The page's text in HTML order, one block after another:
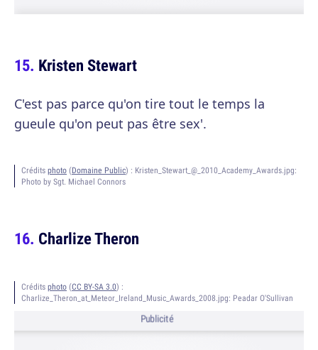
Kristen Stewart
C'est pas parce qu'on tire tout le temps la
gueule qu'on peut pas être sex'.
Crédits photo (Domaine Public) : Kristen_Stewart_@_2010_Academy_Awards.jpg:
Photo by Sgt. Michael Connors
Charlize Theron
Crédits photo (CC BY-SA 3.0) :
Charlize_Theron_at_Meteor_Ireland_Music_Awards_2008.jpg: Peadar O'Sullivan
Publicité